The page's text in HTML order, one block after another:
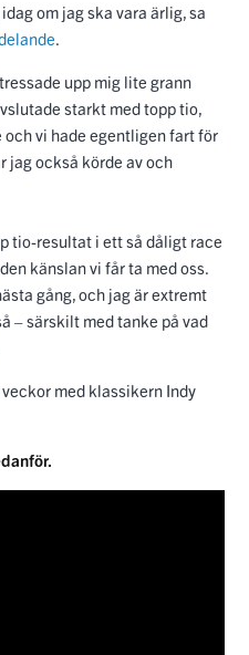
om jag ska vara ärlig, sa
.
upp mig lite grann
starkt med topp tio,
vi hade egentligen fart för
jag också körde av och
tio-resultat i ett så dåligt race
känslan vi får ta med oss.
gång, och jag är extremt
– särskilt med tanke på vad
med klassikern Indy